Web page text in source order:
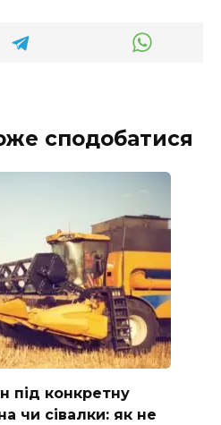
сподобатися
під конкретну
чи сівалки: як не